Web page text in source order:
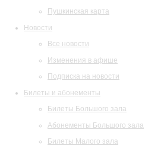
Пушкинская карта
Новости
Все новости
Изменения в афише
Подписка на новости
Билеты и абонементы
Билеты Большого зала
Абонементы Большого зала
Билеты Малого зала